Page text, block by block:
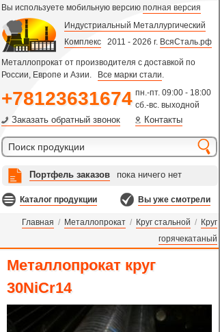
Вы используете мобильную версию полная версия
Индустриальный Металлургический
Комплекс 2011 - 2026 г. ВсяСталь.рф
Металлопрокат от производителя с доставкой по
России, Европе и Азии.
Все марки стали.
+78123631674 пн.-пт. 09:00 - 18:00
сб.-вс. выходной
Заказать обратный звонок Контакты
Портфель заказов пока ничего нет
Каталог продукции Вы уже смотрели
Главная / Металлопрокат / Круг стальной / Круг
горячекатаный
Металлопрокат круг
30NiCr14